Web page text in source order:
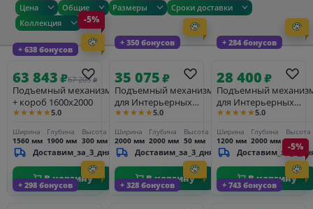
Цена Общие Размеры
Сроки доставки
Коллекция
+ 638 бонусов
-5%
63 843₽67 203 ₽
Подъемный механизм
+ короб 1600х2000
★★★★★5.0
Ширина
1560 мм
Глубина
1900 мм
Высота
300 мм
Доставим_за_3_дня
В корзину
+ 350 бонусов
35 075₽
Подъемный механизм
для Интерьерных
кроватей 2000х2000
★★★★★5.0
Ширина
2000 мм
Глубина
2000 мм
Высота
50 мм
Доставим_за_3_дня
В корзину
+ 284 бонусов
28 400₽
Подъемный
для Интерьерных
кроватей 1200х2000
★★★★★5.0
Ширина
1200 мм
Глубина
2000 мм
Высота
50 мм
В корзину
+ 298 бонусов + 328 бонусов + 743 бонусов
-5%